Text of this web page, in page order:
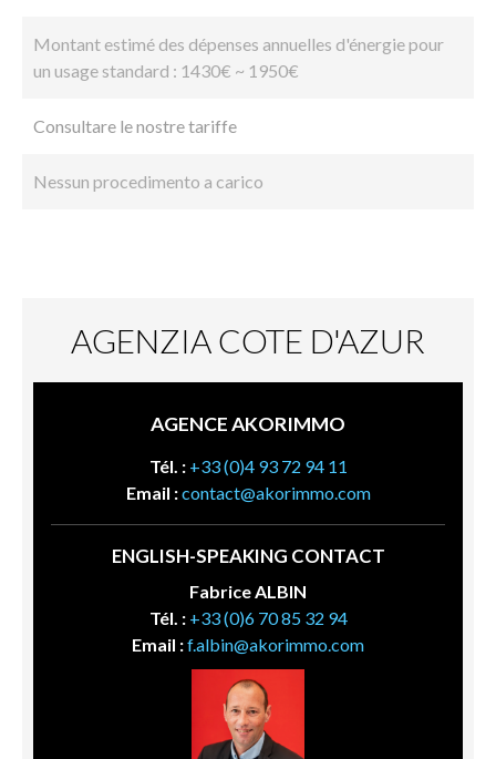
Montant estimé des dépenses annuelles d'énergie pour
un usage standard : 1430€ ~ 1950€
Consultare le nostre tariffe
Nessun procedimento a carico
AGENZIA COTE D'AZUR
AGENCE AKORIMMO
Tél. : +33 (0)4 93 72 94 11
Email :contact@akorimmo.com
ENGLISH-SPEAKING CONTACT
Fabrice ALBIN
Tél. : +33 (0)6 70 85 32 94
Email :f.albin@akorimmo.com